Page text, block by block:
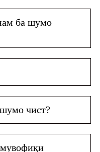
ба шумо
чист?